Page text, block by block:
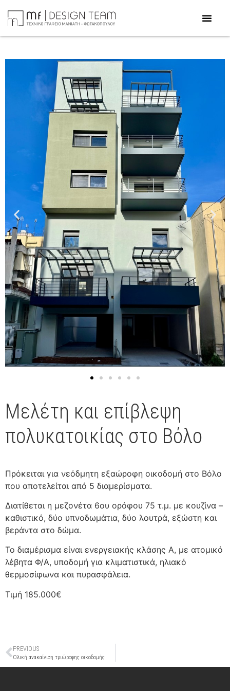
Μελέτη και επίβλεψη
πολυκατοικίας στο Βόλο
Πρόκειται για νεόδμητη εξαώροφη οικοδομή στο Βόλο
που αποτελείται από 5 διαμερίσματα.
Διατίθεται η μεζονέτα 6ου ορόφου 75 τ.μ. με κουζίνα –
καθιστικό, δύο υπνοδωμάτια, δύο λουτρά, εξώστη και
βεράντα στο δώμα.
Το διαμέρισμα είναι ενεργειακής κλάσης Α, με ατομικό
λέβητα Φ/Α, υποδομή για κλιματιστικά, ηλιακό
θερμοσίφωνα και πυρασφάλεια.
Τιμή 185.000€
PREVIOUS
Ολική ανακαίνιση τριώροφης οικοδομής